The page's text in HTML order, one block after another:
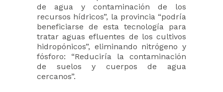
de agua y contaminación de los
recursos hídricos”, la provincia “podría
beneficiarse de esta tecnología para
tratar aguas efluentes de los cultivos
hidropónicos”, eliminando nitrógeno y
fósforo: “Reduciría la contaminación
de suelos y cuerpos de agua
cercanos”.